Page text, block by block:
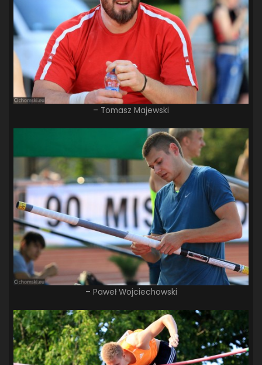
– Tomasz Majewski
– Paweł Wojciechowski